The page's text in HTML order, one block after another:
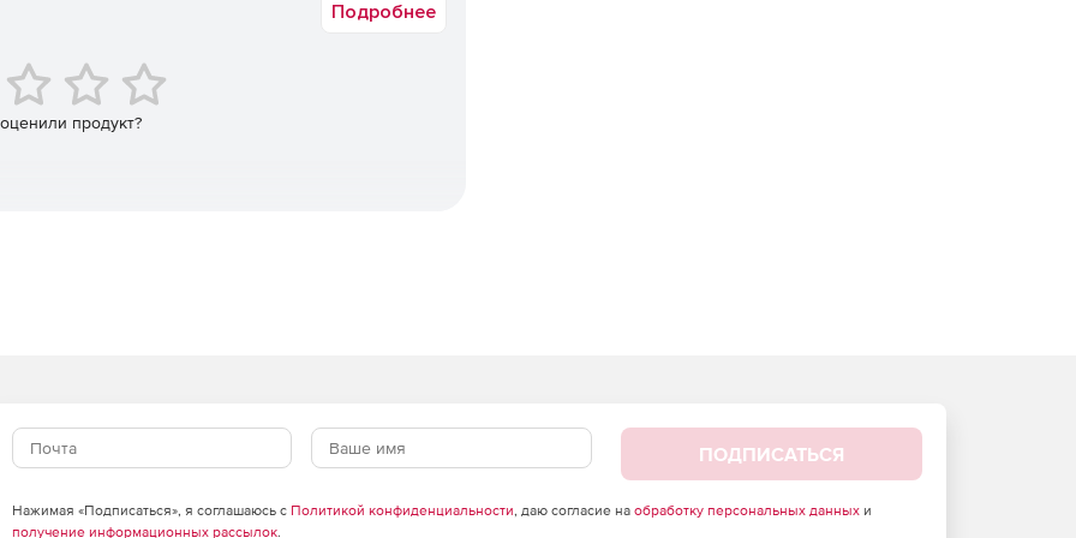
на них, а также защита критически
и их изменений в режиме реального времени.
и реагирование на них с возможностью
Подробнее
продукт?
ПОДПИСАТЬСЯ
Нажимая «Подписаться», я соглашаюсь с Политикой конфиденциальности, даю согласие на обработку персональных данныхи
получение информационных рассылок.